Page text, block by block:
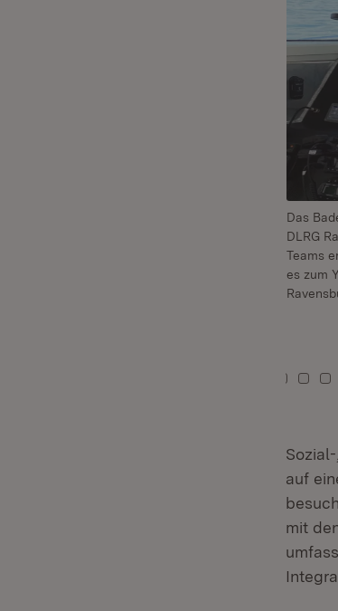
Das
DLRG
Teams
es zum
Zu Kachel: 7
Zu Kachel: 8
Zu Kachel: 9
Zu Kachel:
ZuZu
auf
mit